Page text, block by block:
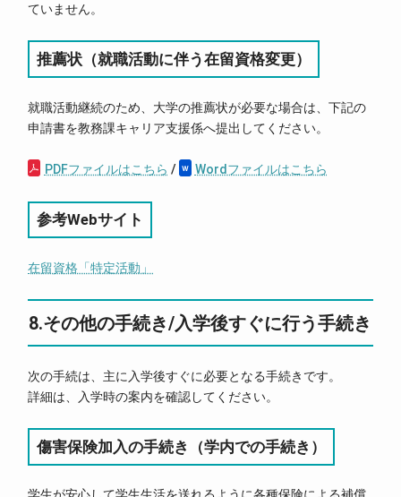
ていません。
推薦状（就職活動に伴う在留資格変更）
就職活動継続のため、大学の推薦状が必要な場合は、下記の
申請書を教務課キャリア支援係へ提出してください。
PDFファイルはこちら / Wordファイルはこちら
参考Webサイト
在留資格「特定活動」
8.その他の手続き/入学後すぐに行う手続き
次の手続は、主に入学後すぐに必要となる手続きです。
詳細は、入学時の案内を確認してください。
傷害保険加入の手続き（学内での手続き）